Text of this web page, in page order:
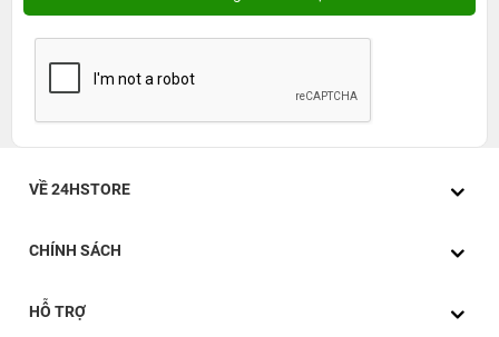
VỀ 24HSTORE
CHÍNH SÁCH
HỖ TRỢ